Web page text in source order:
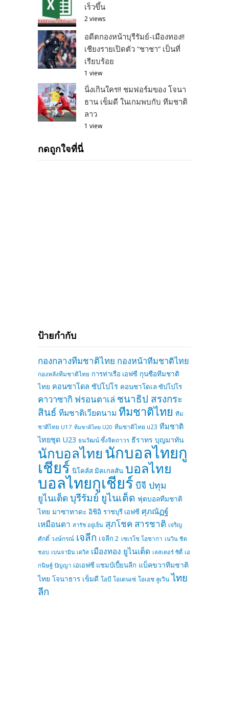
เร็วขึ้น
2 views
อดีตกองหน้าบุรีรัมย์-เมืองทอง!!
เชียงรายเปิดตัว “ชาชา” เป็นที่
เรียบร้อย
1 view
นิ่งเกินใคร!! ชมฟอร์มของ โจนา
ธาน เข็มดี ในเกมพบกับ ทีมชาติ
ลาว
1 view
กดถูกใจที่นี่
ป้ายกำกับ
กองกลางทีมชาติไทย กองหน้าทีมชาติไทย
กองหลังทีมชาติไทย การท่าเรือ เอฟซี กุนซือทีมชาติ
ไทย คอนซาโดล ซัปโปโร คอนซาโดเล ซัปโปโร
คาวาซากิ ฟรอนตาเล่ ชนาธิป สรงกระ
สินธ์ ทีมชาติเวียดนาม ทีมชาติไทย ทีม
ชาติไทย U17 ทีมชาติไทย U20 ทีมชาติไทย u23 ทีมชาติ
ไทยชุด U23 ธนวัฒน์ ซึ้งจิตถาวร ธีราทร บุญมาทัน
นักบอลไทยนักบอลไทยกู
เชียร์ นิโคลัส มิคเกลสัน บอลไทย
บอลไทยกูเชียร์ บีจี ปทุม
ยูไนเต็ด บุรีรัมย์ ยูไนเต็ด ฟุตบอลทีมชาติ
ไทย มาซาทาดะ อิชิอิ ราชบุรี เอฟซี ศุภณัฏฐ์
เหมือนตา สารัช อยู่เย็น สุภโชค สารชาติ เจริญ
ศักดิ์ วงษ์กรณ์ เจลีก เจลีก 2 เซเรโซ โอซากา เนวิน ชิด
ชอบ เบนจามิน เดวิส เมืองทอง ยูไนเต็ด เลสเตอร์ ซิตี้ เอ
กนิษฐ์ ปัญญา เอเอฟซี แชมป์เปี้ยนลีก แบ็คขวาทีมชาติ
ไทย โจนาธาร เข็มดี โอบี โอเดนเซ่ โอเอช ลูเวิน ไทย
ลีก